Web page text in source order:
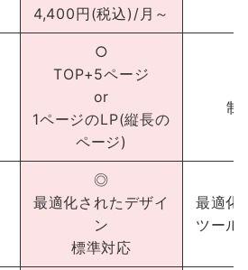
4,400円(税込)/月～
○
TOP+5ページ
or
1ページのLP(縦長の
ページ)
制
◎
最適化されたデザイ
ン
標準対応
最適化
ツール